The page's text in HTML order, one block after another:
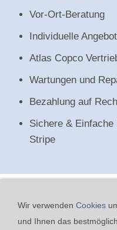
Vor-Ort-Beratung
Individuelle
Atlas Copco
Wartungen und
Bezahlung auf
Sichere &
Stripe
Wir verwenden Cookies
und Ihnen das